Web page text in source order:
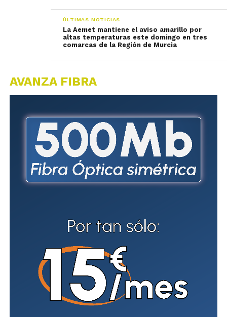
ÚLTIMAS NOTICIAS
La Aemet mantiene el aviso amarillo por
altas temperaturas este domingo en tres
comarcas de la Región de Murcia
AVANZA FIBRA